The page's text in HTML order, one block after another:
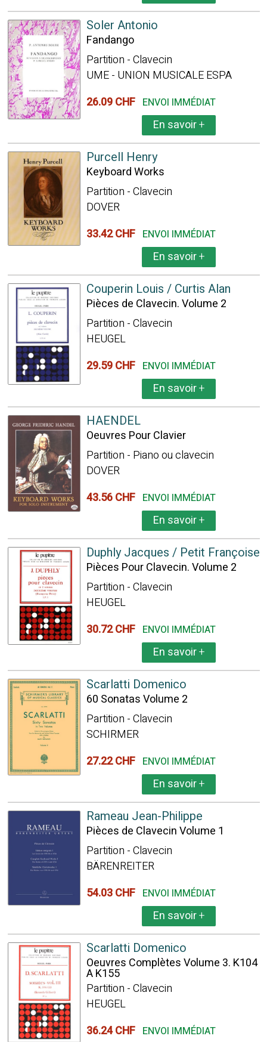
Soler Antonio
Fandango
Partition - Clavecin
UME - UNION MUSICALE ESPA
26.09 CHF ENVOI IMMÉDIAT
En savoir+
Purcell Henry
Keyboard Works
Partition - Clavecin
DOVER
33.42 CHF ENVOI IMMÉDIAT
En savoir+
Couperin Louis / Curtis Alan
Pièces de Clavecin. Volume 2
Partition - Clavecin
HEUGEL
29.59 CHF ENVOI IMMÉDIAT
En savoir+
HAENDEL
Oeuvres Pour Clavier
Partition - Piano ou clavecin
DOVER
43.56 CHF ENVOI IMMÉDIAT
En savoir+
Duphly Jacques / Petit Françoise
Pièces Pour Clavecin. Volume 2
Partition - Clavecin
HEUGEL
30.72 CHF ENVOI IMMÉDIAT
En savoir+
Scarlatti Domenico
60 Sonatas Volume 2
Partition - Clavecin
SCHIRMER
27.22 CHF ENVOI IMMÉDIAT
En savoir+
Rameau Jean-Philippe
Pièces de Clavecin Volume 1
Partition - Clavecin
BÄRENREITER
54.03 CHF ENVOI IMMÉDIAT
En savoir+
Scarlatti Domenico
Oeuvres Complètes Volume 3. K104
A K155
Partition - Clavecin
HEUGEL
36.24 CHF ENVOI IMMÉDIAT